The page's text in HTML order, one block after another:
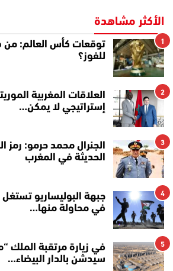
الأكثر مشاهدة
1
توقعات كأس العالم: من
للفوز؟
2
العلاقات المغربية
إستراتيجي لا يمكن…
3
الجنرال محمد حرمو: رمز
الحديثة في المغرب
4
جبهة البوليساريو
في محاولة منها…
5
في زيارة مرتقبة الملك
سيدشن بالدار البيضاء…